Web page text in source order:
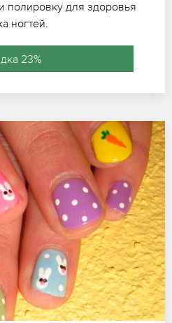
полировку для здоровья
ногтей.
23%